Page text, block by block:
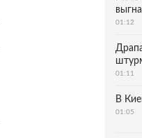
01:12
01:11
В
01:05